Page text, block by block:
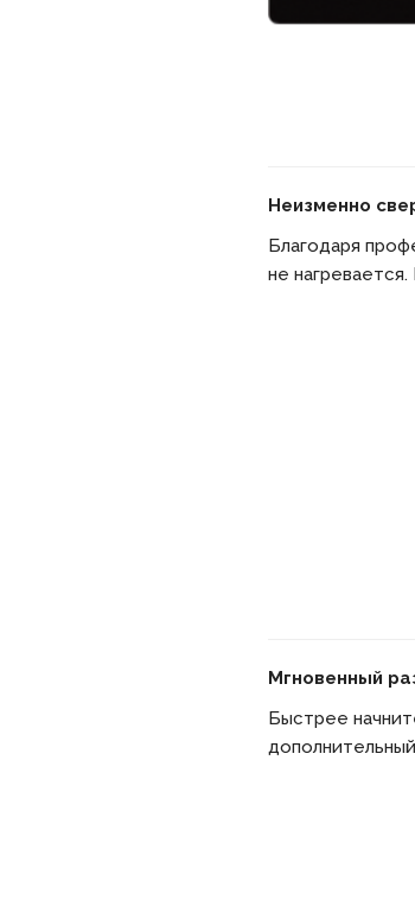
Неизменно
Благодаря
не
Мгновенный
Быстрее